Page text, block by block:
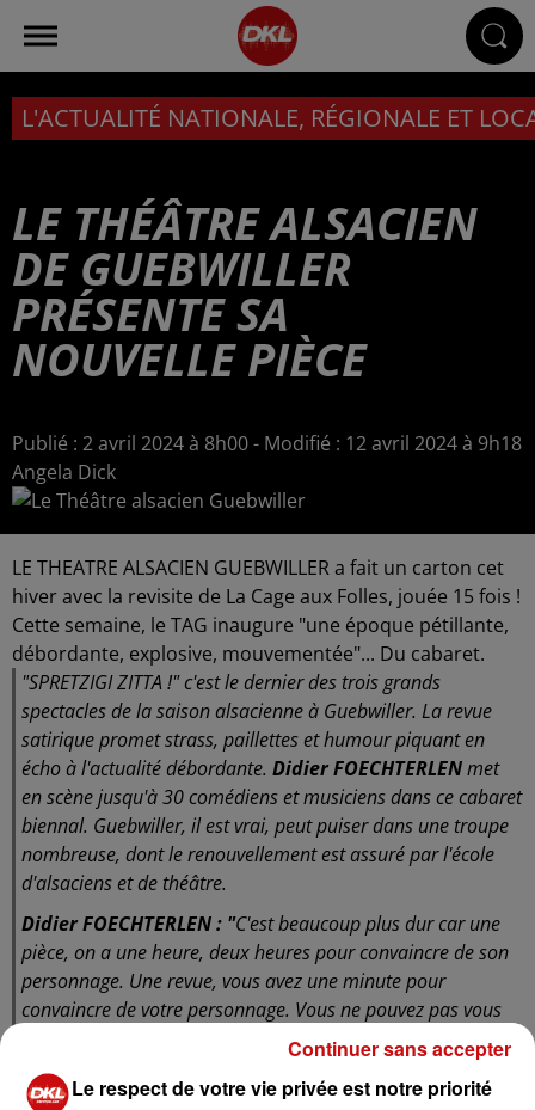
L'ACTUALITÉ NATIONALE, RÉGIONALE ET
LE THÉÂTRE ALSACIEN
DE GUEBWILLER
PRÉSENTE SA
NOUVELLE PIÈCE
Publié : 2 avril 2024 à 8h00 - Modifié : 12 avril 2024 à 9h18
Angela Dick
LE THEATRE ALSACIEN GUEBWILLER a fait un carton cet
hiver avec la revisite de La Cage aux Folles, jouée 15 fois !
Cette semaine, le TAG inaugure "une époque pétillante,
débordante, explosive, mouvementée"... Du cabaret.
"SPRETZIGI ZITTA !" c'est le dernier des trois grands
spectacles de la saison alsacienne à Guebwiller. La revue
satirique promet strass, paillettes et humour piquant en
écho à l'actualité débordante. Didier FOECHTERLENmet
en scène jusqu'à 30 comédiens et musiciens dans ce cabaret
biennal. Guebwiller, il est vrai, peut puiser dans une troupe
nombreuse, dont le renouvellement est assuré par l'école
d'alsaciens et de théâtre.
Didier FOECHTERLEN : "C'est beaucoup plus dur car une
pièce, on a une heure, deux heures pour convaincre de son
personnage. Une revue, vous avez une minute pour
convaincre de votre personnage. Vous ne pouvez pas vous
rattraper, vous n'avez qu'une chance. Donc c'est une très
très bonne école de comédie de faire des sketchs, de faire
du chant. C'est très polyvalent et ça demande vraiment une
Le respect de votre vie privée est notre priorité
Continuer sans accepter